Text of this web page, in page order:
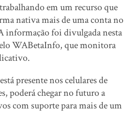
em um recurso que
nativa mais de uma conta no
informação foi divulgada nesta
WABetaInfo, que monitora
presente nos celulares de
poderá chegar no futuro a
com suporte para mais de um